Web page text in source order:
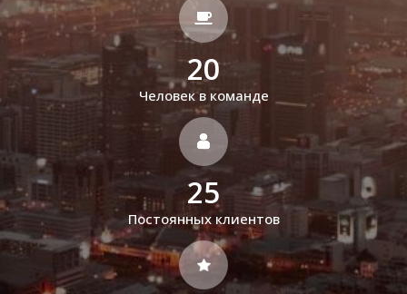
20
Человек в команде
25
Постоянных клиентов